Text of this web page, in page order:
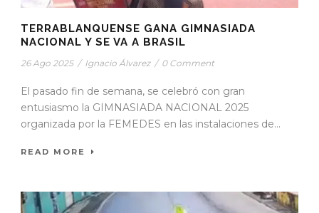
TERRABLANQUENSE GANA GIMNASIADA
NACIONAL Y SE VA A BRASIL
26 Ago 2025 / Ignacio Álvarez / 0 Comment
El pasado fin de semana, se celebró con gran
entusiasmo la GIMNASIADA NACIONAL 2025
organizada por la FEMEDES en las instalaciones de...
READ MORE